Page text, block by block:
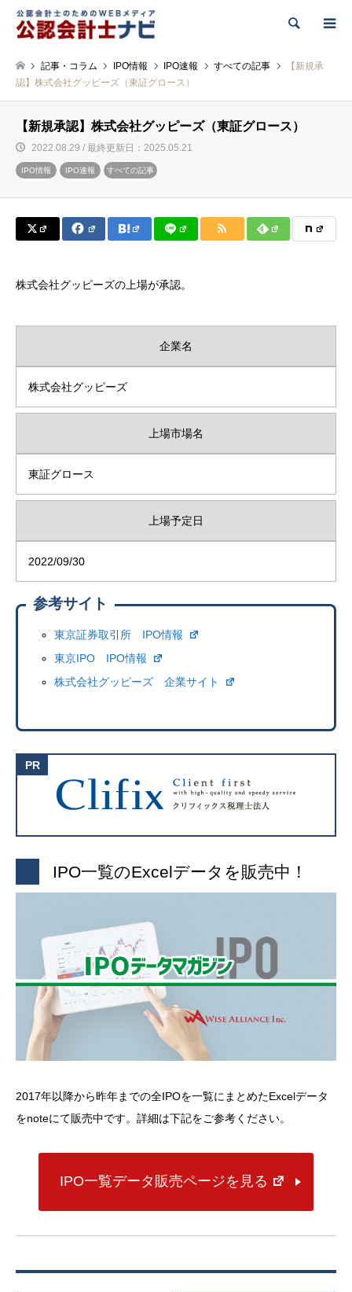
検索
記事・コラム IPO情報 IPO速報 すべての記事
【新規承
認】株式会社グッピーズ（東証グロース）
【新規承認】株式会社グッピーズ（東証グロース）
2022.08.29 / 最終更新日：2025.05.21
IPO情報 IPO速報 すべての記事
株式会社グッピーズの上場が承認。
企業名
株式会社グッピーズ
上場市場名
東証グロース
上場予定日
2022/09/30
参考サイト
東京証券取引所 IPO情報
東京IPO IPO情報
株式会社グッピーズ 企業サイト
IPO一覧のExcelデータを販売中！
2017年以降から昨年までの全IPOを一覧にまとめたExcelデータ
をnoteにて販売中です。詳細は下記をご参考ください。
IPO一覧データ販売ページを見る